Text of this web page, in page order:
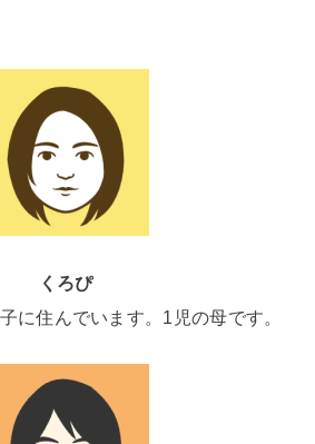
くろぴ
に住んでいます。1児の母です。